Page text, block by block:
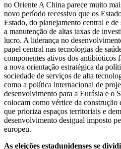
no Oriente A China parece muito
novo período recessivo que os
Estado, do planejamento central e de
a manutenção de altas taxas de
lucro. A liderança no
papel central nas tecnologias de
componentes ativos dos antibióticos
a nova orientação estratégica da
sociedade de serviços de alta
como a política internacional de
desenvolvimento para a Eurásia e o
colocam como vértice da
que prioriza espaços territoriais e
desenvolvimento desigual imposto
europeu.
As eleições estadunidenses se